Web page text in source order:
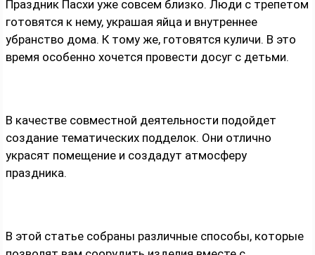
Праздник Пасхи уже совсем близко. Люди с трепетом
готовятся к нему, украшая яйца и внутреннее
убранство дома. К тому же, готовятся куличи. В это
время особенно хочется провести досуг с детьми.
В качестве совместной деятельности подойдет
создание тематических подделок. Они отлично
украсят помещение и создадут атмосферу
праздника.
В этой статье собраны различные способы, которые